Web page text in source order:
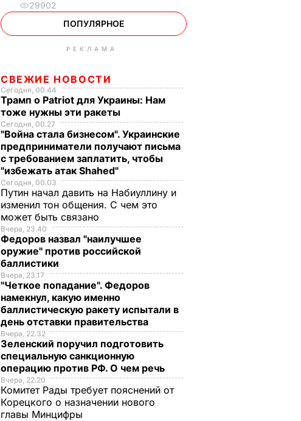
29902
ПОПУЛЯРНОЕ
РЕКЛАМА
СВЕЖИЕ НОВОСТИ
Сегодня, 00.44
Трамп о Patriot для Украины: Нам
тоже нужны эти ракеты
Сегодня, 00.27
"Война стала бизнесом". Украинские
предприниматели получают письма
с требованием заплатить, чтобы
"избежать атак Shahed"
Сегодня, 00.03
Путин начал давить на Набиуллину и
изменил тон общения. С чем это
может быть связано
Вчера, 23.40
Федоров назвал "наилучшее
оружие" против российской
баллистики
Вчера, 23.17
"Четкое попадание". Федоров
намекнул, какую именно
баллистическую ракету испытали в
день отставки правительства
Вчера, 22.32
Зеленский поручил подготовить
специальную санкционную
операцию против РФ. О чем речь
Вчера, 22.20
Комитет Рады требует пояснений от
Корецкого о назначении нового
главы Минцифры